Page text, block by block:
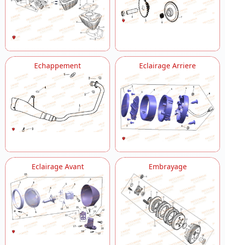
Echappement Eclairage Arriere
Eclairage Avant Embrayage